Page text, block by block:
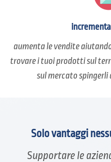
aumenta le vendite
trovare i tuoi prodotti sul
sul mercato spingerli
Solo vantaggi
Supportare le